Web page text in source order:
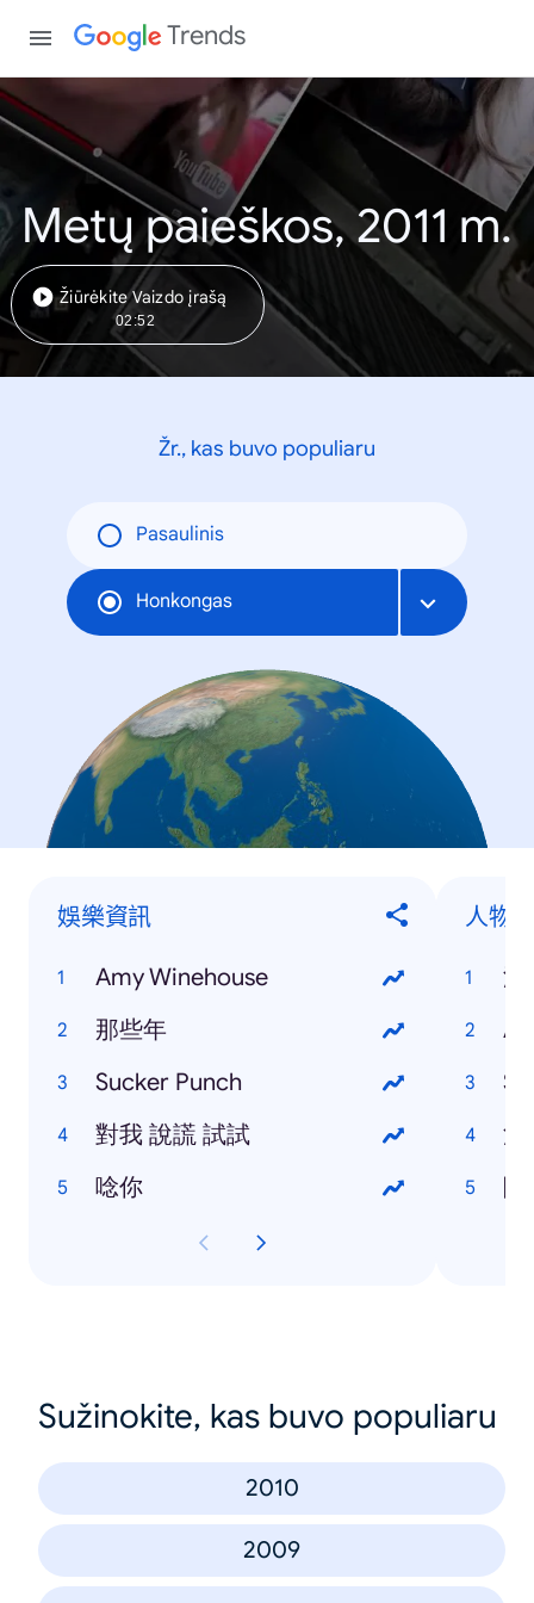
Trends
Metų paieškos, 2011 m.
Žiūrėkite Vaizdo įrašą
02:52
Žr., kas buvo populiaru
Pasaulinis
Honkongas
娛樂資訊
Amy Winehouse
那些年
Sucker Punch
對我 說謊 試試
唸你
人物
潘
江
陳
Sužinokite, kas buvo populiaru
2010
2009